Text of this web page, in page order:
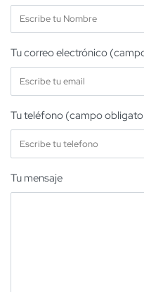
Tu correo electrónico
Tu teléfono (campo
Tu mensaje